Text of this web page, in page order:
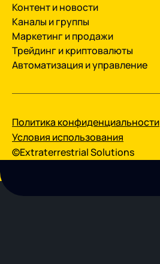
Контент и новости
Каналы и группы
Маркетинг и продажи
Трейдинг и криптовалюты
Автоматизация и управление
Политика конфиденциальности
Условия использования
©Extraterrestrial Solutions